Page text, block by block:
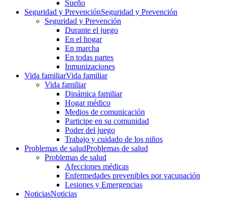
Sueño
Seguridad y PrevenciónSeguridad y Prevención
Seguridad y Prevención
Durante el juego
En el hogar
En marcha
En todas partes
Inmunizaciones
Vida familiarVida familiar
Vida familiar
Dinámica familiar
Hogar médico
Medios de comunicación
Participe en su comunidad
Poder del juego
Trabajo y cuidado de los niños
Problemas de saludProblemas de salud
Problemas de salud
Afecciones médicas
Enfermedades prevenibles por vacunación
Lesiones y Emergencias
NoticiasNoticias